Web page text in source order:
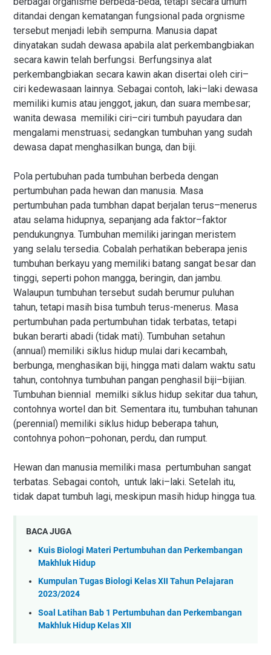
ditandai dengan kematangan fungsional pada orgnisme
tersebut menjadi lebih sempurna. Manusia dapat
dinyatakan sudah dewasa apabila alat perkembangbiakan
secara kawin telah berfungsi. Berfungsinya alat
perkembangbiakan secara kawin akan disertai oleh ciri–
ciri kedewasaan lainnya. Sebagai contoh, laki–laki dewasa
memiliki kumis atau jenggot, jakun, dan suara membesar;
wanita dewasa memiliki ciri–ciri tumbuh payudara dan
mengalami menstruasi; sedangkan tumbuhan yang sudah
dewasa dapat menghasilkan bunga, dan biji.
Pola pertubuhan pada tumbuhan berbeda dengan
pertumbuhan pada hewan dan manusia. Masa
pertumbuhan pada tumbhan dapat berjalan terus–menerus
atau selama hidupnya, sepanjang ada faktor–faktor
pendukungnya. Tumbuhan memiliki jaringan meristem
yang selalu tersedia. Cobalah perhatikan beberapa jenis
tumbuhan berkayu yang memiliki batang sangat besar dan
tinggi, seperti pohon mangga, beringin, dan jambu.
Walaupun tumbuhan tersebut sudah berumur puluhan
tahun, tetapi masih bisa tumbuh terus-menerus. Masa
pertumbuhan pada pertumbuhan tidak terbatas, tetapi
bukan berarti abadi (tidak mati). Tumbuhan setahun
(annual) memiliki siklus hidup mulai dari kecambah,
berbunga, menghasikan biji, hingga mati dalam waktu satu
tahun, contohnya tumbuhan pangan penghasil biji–bijian.
Tumbuhan biennial memilki siklus hidup sekitar dua tahun,
contohnya wortel dan bit. Sementara itu, tumbuhan tahunan
(perennial) memiliki siklus hidup beberapa tahun,
contohnya pohon–pohonan, perdu, dan rumput.
Hewan dan manusia memiliki masa pertumbuhan sangat
terbatas. Sebagai contoh, untuk laki–laki. Setelah itu,
tidak dapat tumbuh lagi, meskipun masih hidup hingga tua.
BACA JUGA
Kuis Biologi Materi Pertumbuhan dan Perkembangan
Makhluk Hidup
Kumpulan Tugas Biologi Kelas XII Tahun Pelajaran
2023/2024
Soal Latihan Bab 1 Pertumbuhan dan Perkembangan
Makhluk Hidup Kelas XII